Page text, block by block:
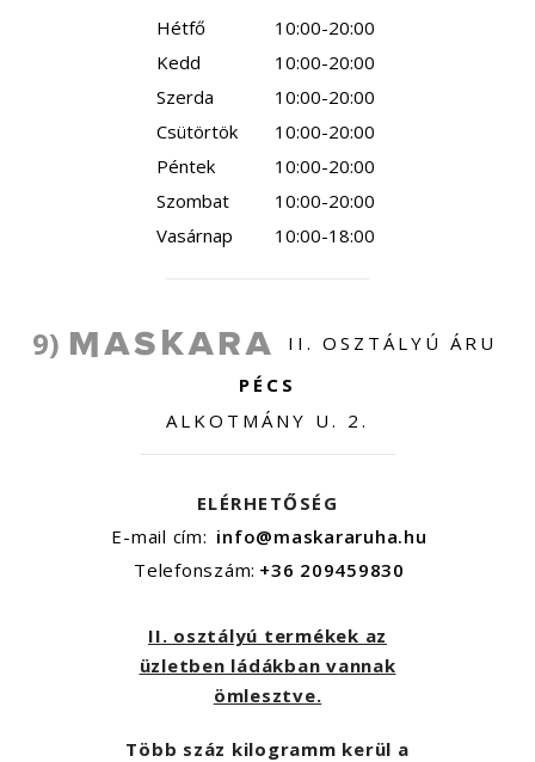
Hétfő
10:00-20:00
Kedd
10:00-20:00
Szerda
10:00-20:00
Csütörtök
10:00-20:00
Péntek
10:00-20:00
Szombat
10:00-20:00
Vasárnap
10:00-18:00
9)
II. OSZTÁLYÚ ÁRU
PÉCS
ALKOTMÁNY U. 2.
ELÉRHETŐSÉG
E-mail cím: info@maskararuha.hu
Telefonszám: +36 209459830
II. osztályú termékek az
üzletben ládákban vannak
ömlesztve.
Több száz kilogramm kerül a